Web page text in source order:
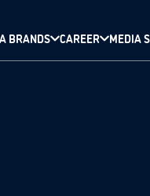
BRANDS CAREER MEDIA